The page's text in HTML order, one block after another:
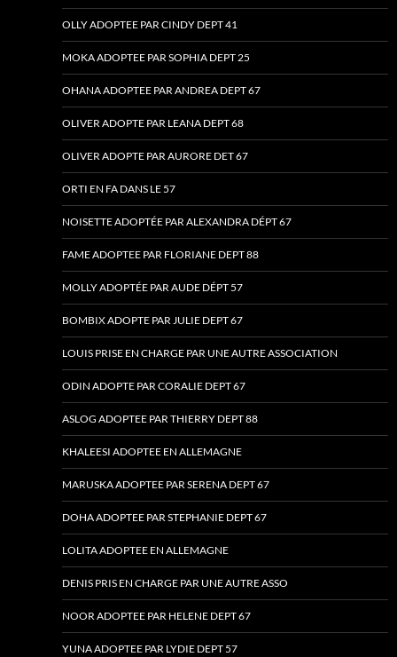
OLLY ADOPTEE PAR CINDY DEPT 41
MOKA ADOPTEE PAR SOPHIA DEPT 25
OHANA ADOPTEE PAR ANDREA DEPT 67
OLIVER ADOPTE PAR LEANA DEPT 68
OLIVER ADOPTE PAR AURORE DET 67
ORTI EN FA DANS LE 57
NOISETTE ADOPTÉE PAR ALEXANDRA DÉPT 67
FAME ADOPTEE PAR FLORIANE DEPT 88
MOLLY ADOPTÉE PAR AUDE DÉPT 57
BOMBIX ADOPTE PAR JULIE DEPT 67
LOUIS PRISE EN CHARGE PAR UNE AUTRE ASSOCIATION
ODIN ADOPTE PAR CORALIE DEPT 67
ASLOG ADOPTEE PAR THIERRY DEPT 88
KHALEESI ADOPTEE EN ALLEMAGNE
MARUSKA ADOPTEE PAR SERENA DEPT 67
DOHA ADOPTEE PAR STEPHANIE DEPT 67
LOLITA ADOPTEE EN ALLEMAGNE
DENIS PRIS EN CHARGE PAR UNE AUTRE ASSO
NOOR ADOPTEE PAR HELENE DEPT 67
YUNA ADOPTEE PAR LYDIE DEPT 57